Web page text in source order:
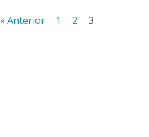
« Anterior 1 2 3